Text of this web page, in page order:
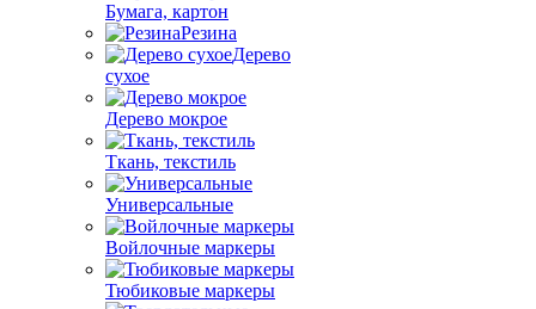
Бумага, картон
Резина
Дерево
сухое
Дерево мокрое
Ткань, текстиль
Универсальные
Войлочные маркеры
Тюбиковые маркеры